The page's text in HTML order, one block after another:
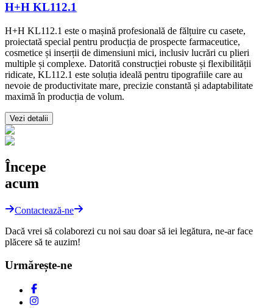
H+H KL112.1
H+H KL112.1 este o mașină profesională de fălțuire cu casete,
proiectată special pentru producția de prospecte farmaceutice,
cosmetice și inserții de dimensiuni mici, inclusiv lucrări cu plieri
multiple și complexe. Datorită construcției robuste și flexibilității
ridicate, KL112.1 este soluția ideală pentru tipografiile care au
nevoie de productivitate mare, precizie constantă și adaptabilitate
maximă în producția de volum.
Vezi detalii
Începe
acum
Contactează-ne
Dacă vrei să colaborezi cu noi sau doar să iei legătura, ne-ar face
plăcere să te auzim!
Urmărește-ne